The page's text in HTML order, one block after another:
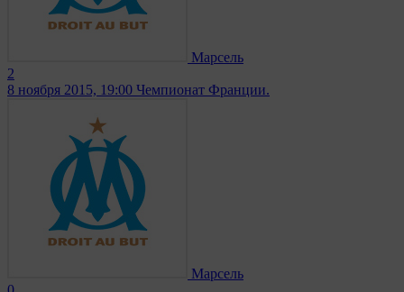
Марсель
2
8 ноября 2015, 19:00 Чемпионат Франции.
Марсель